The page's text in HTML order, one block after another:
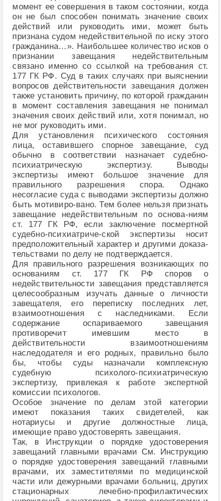
момент ее совершения в таком состоянии, когда
он не был способен понимать значение своих
действий или руководить ими, может быть
признана судом недействительной по иску этого
гражданина…». Наибольшее количество исков о
признании завещания недействительным
связано именно со ссылкой на требования ст.
177 ГК РФ. Суд в таких случаях при выяснении
вопросов действительности завещания должен
также установить причину, по которой гражданин
в момент составления завещания не понимал
значения своих действий или, хотя понимал, но
не мог руководить ими.
Для установления психического состояния
лица, оставившего спорное завещание, суд
обычно в соответствии назначает судебно-
психиатрическую экспертизу. Выводы
экспертизы имеют большое значение для
правильного разрешения спора. Однако
несогласие суда с выводами экспертизы должно
быть мотивиро-вано. Тем более нельзя признать
завещание недействительным по основа-ниям
ст. 177 ГК РФ, если заключение посмертной
судебно-психиатриче-ской экспертизы носит
предположительный характер и другими доказа-
тельствами по делу не подтверждается.
Для правильного разрешения возникающих по
основаниям ст. 177 ГК РФ споров о
недействительности завещания представляется
целесообразным изучать данные о личности
завещателя, его переписку последних лет,
взаимоотношения с наследниками. Если
содержание оспариваемого завещания
противоречит имевшим место в
действительности взаимоотношениям
наследодателя и его родных, правильно было
бы, чтобы суды назначали комплексную
судебную психолого-психиатрическую
экспертизу, привлекая к работе экспертной
комиссии психологов.
Особое значение по делам этой категории
имеют показания таких свидетелей, как
нотариусы и другие должностные лица,
имеющие право удостоверять завещания.
Так, в Инструкции о порядке удостоверения
завещаний главными врачами См. Инструкцию
о порядке удостоверения завещаний главными
врачами, их заместителями по медицинской
части или дежурными врачами больниц, других
стационарных лечебно-профилактических